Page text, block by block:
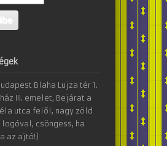
Blaha Lujza tér 1.
III. emelet, Bejárat a
utca felől, nagy zöld
logóval, csöngess, ha
az ajtó!)